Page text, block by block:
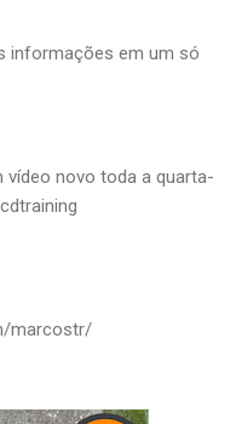
informações em um só
vídeo novo toda a quarta-
marcostr/